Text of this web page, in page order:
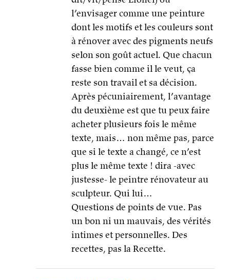
l’envisager comme une peinture
dont les motifs et les couleurs sont
à rénover avec des pigments neufs
selon son goût actuel. Que chacun
fasse bien comme il le veut, ça
reste son travail et sa décision.
Après pécuniairement, l’avantage
du deuxième est que tu peux faire
acheter plusieurs fois le même
texte, mais… non même pas, parce
que si le texte a changé, ce n’est
plus le même texte ! dira -avec
justesse- le peintre rénovateur au
sculpteur. Qui lui…
Questions de points de vue. Pas
un bon ni un mauvais, des vérités
intimes et personnelles. Des
recettes, pas la Recette.